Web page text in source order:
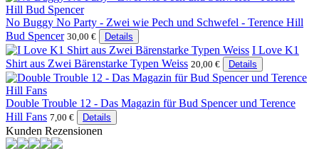
No Buggy No Party - Zwei wie Pech und Schwefel - Terence Hill
Bud Spencer 30,00 € Details
I Love K1
Shirt aus Zwei Bärenstarke Typen Weiss 20,00 € Details
Double Trouble 12 - Das Magazin für Bud Spencer und Terence
Hill Fans 7,00 € Details
Kunden Rezensionen